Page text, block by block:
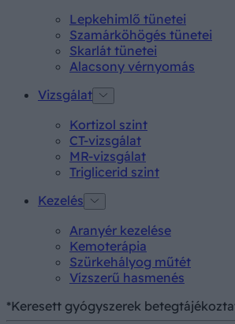
Lepkehimlő tünetei
Szamárköhögés tünetei
Skarlát tünetei
Alacsony vérnyomás
Vizsgálat
Kortizol szint
CT-vizsgálat
MR-vizsgálat
Triglicerid szint
Kezelés
Aranyér kezelése
Kemoterápia
Szürkehályog műtét
Vízszerű hasmenés
*Keresett gyógyszerek